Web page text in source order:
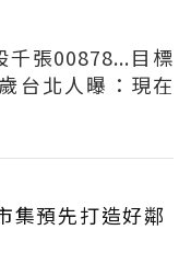
千張00878...目標
台北人曝：現在
集預先打造好鄰